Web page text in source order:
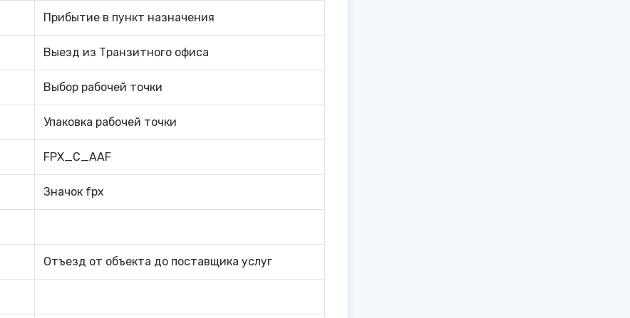
Прибытие в пункт назначения
Выезд из Транзитного офиса
Выбор рабочей точки
Упаковка рабочей точки
FPX_C_AAF
Значок fpx
Отъезд от объекта до поставщика услуг